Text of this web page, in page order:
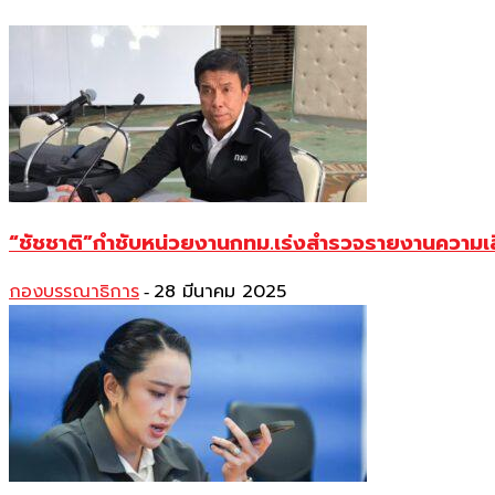
“ชัชชาติ”กำชับหน่วยงานกทม.เร่งสำรวจรายงานควา
กองบรรณาธิการ - 28 มีนาคม 2025